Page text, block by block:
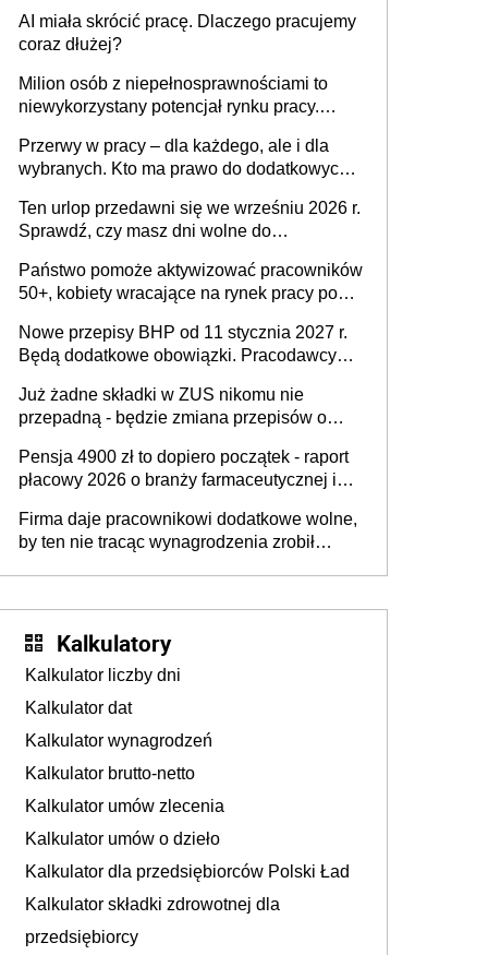
Ustaw
AI miała skrócić pracę. Dlaczego pracujemy
coraz dłużej?
Milion osób z niepełnosprawnościami to
niewykorzystany potencjał rynku pracy.
dofinansowań czy refundacji, ale bariery po
stronie systemu i świadomości
pracodawców [WYWIAD]
Przerwy w pracy – dla każdego, ale i dla
wybranych. Kto ma prawo do dodatkowych
Ten urlop przedawni się we wrześniu 2026 r.
Sprawdź, czy masz dni wolne do
Państwo pomoże aktywizować pracowników
50+, kobiety wracające na rynek pracy po
osoby neuroatypowe. Powstanie Fundusz
na rzecz Inkluzywności w Zatrudnianiu?
Nowe przepisy BHP od 11 stycznia 2027 r.
Będą dodatkowe obowiązki. Pracodawcy
Już żadne składki w ZUS nikomu nie
przepadną - będzie zmiana przepisów o
ubezpieczeniom społecznym
Pensja 4900 zł to dopiero początek - raport
płacowy 2026 o branży farmaceutycznej i
Firma daje pracownikowi dodatkowe wolne,
by ten nie tracąc wynagrodzenia zrobił
Kalkulatory
Kalkulator liczby dni
Kalkulator dat
Kalkulator wynagrodzeń
Kalkulator brutto-netto
Kalkulator umów zlecenia
Kalkulator umów o dzieło
Kalkulator dla przedsiębiorców Polski Ład
Kalkulator składki zdrowotnej dla
przedsiębiorcy